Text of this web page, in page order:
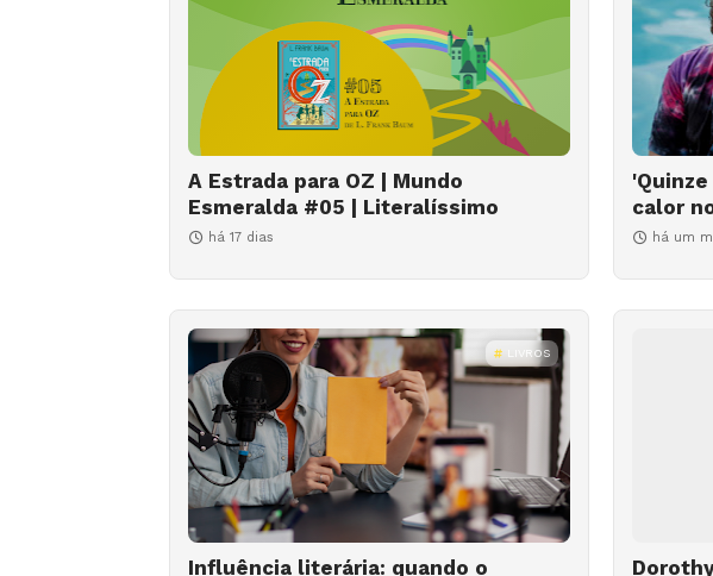
A Estrada para OZ | Mundo
Esmeralda #05 | Literalíssimo
há 17 dias
calor
há um
LIVROS
Influência literária: quando o